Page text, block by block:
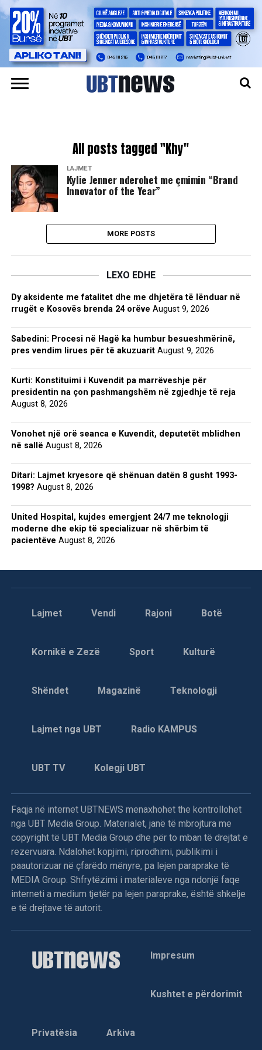
All posts tagged "Khy"
LAJMET
Kylie Jenner nderohet me çmimin “Brand
Innovator of the Year”
MORE POSTS
LEXO EDHE
Dy aksidente me fatalitet dhe me dhjetëra të lënduar në
rrugët e Kosovës brenda 24 orëve August 9, 2026
Sabedini: Procesi në Hagë ka humbur besueshmërinë,
pres vendim lirues për të akuzuarit August 9, 2026
Kurti: Konstituimi i Kuvendit pa marrëveshje për
presidentin na çon pashmangshëm në zgjedhje të reja
August 8, 2026
Vonohet një orë seanca e Kuvendit, deputetët mblidhen
në sallë August 8, 2026
Ditari: Lajmet kryesore që shënuan datën 8 gusht 1993-
1998? August 8, 2026
United Hospital, kujdes emergjent 24/7 me teknologji
moderne dhe ekip të specializuar në shërbim të
pacientëve August 8, 2026
Lajmet Vendi Rajoni Botë
Kornikë e Zezë Sport Kulturë
Shëndet Magazinë Teknologji
Lajmet nga UBT Radio KAMPUS
UBT TV Kolegji UBT
Faqja në internet UBTNEWS menaxhohet the kontrollohet
nga UBT Media Group. Materialet, janë të mbrojtura me
copyright të UBT Media Group dhe për to mban të drejtat e
rezervuara. Ndalohet kopjimi, riprodhimi, publikimi i
paautorizuar në çfarëdo mënyre, pa lejen paraprake të
MEDIA Group. Shfrytëzimi i materialeve nga ndonjë faqe
interneti a medium tjetër pa lejen paraprake, është shkelje
e të drejtave të autorit.
Impresum
Kushtet e përdorimit
Privatësia Arkiva